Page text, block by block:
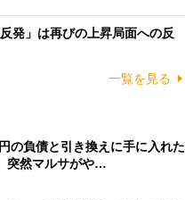
発」は再びの上昇局面への反
一覧を見る
の負債と引き換えに手に入れた
突然マルサがや…